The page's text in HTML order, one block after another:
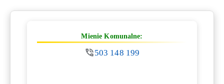
Mienie Komunalne:
503 148 199